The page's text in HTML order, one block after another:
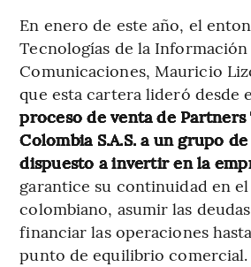
En enero de este año, el
Tecnologías de la Información
Comunicaciones, Mauricio
que esta cartera lideró desde
proceso de venta de Partners
Colombia S.A.S. a un grupo
dispuesto a invertir en la
garantice su continuidad en
colombiano, asumir las
financiar las operaciones
punto de equilibrio comercial.